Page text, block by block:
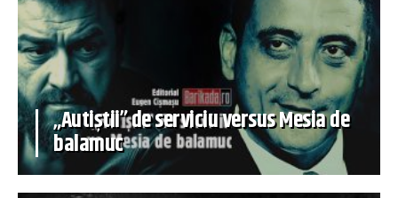
„Autiștii” de serviciu versus Mesia de
balamuc